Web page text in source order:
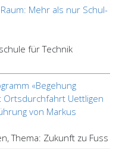
Mehr als nur Schul-
für Technik
«Begehung
Ortsdurchfahrt Uettligen
von Markus
Thema: Zukunft zu Fuss